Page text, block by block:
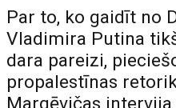
Par to, ko gaidīt no
Vladimira Putina
dara pareizi,
propalestīnas
Margēvičas